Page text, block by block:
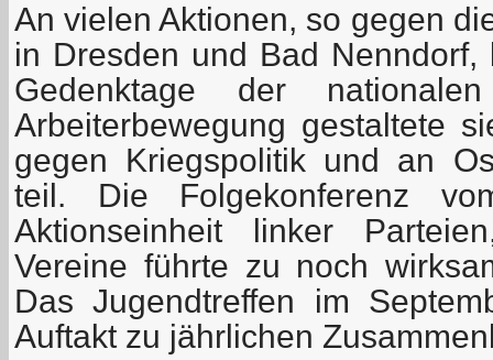
An vielen Aktionen, so gegen
in Dresden und Bad
Gedenktage der
Arbeiterbewegung gestaltete
gegen Kriegspolitik und an
teil. Die Folgekonferenz
Aktionseinheit linker
Vereine führte zu noch
Das Jugendtreffen im
Auftakt zu jährlichen